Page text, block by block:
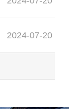
2024-07-20